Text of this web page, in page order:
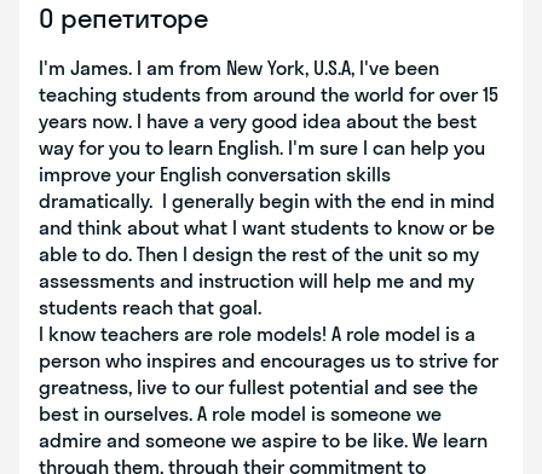
О репетиторе
I'm James. I am from New York, U.S.A, I've been
teaching students from around the world for over 15
years now. I have a very good idea about the best
way for you to learn English. I'm sure I can help you
improve your English conversation skills
dramatically. I generally begin with the end in mind
and think about what I want students to know or be
able to do. Then I design the rest of the unit so my
assessments and instruction will help me and my
students reach that goal.
I know teachers are role models! A role model is a
person who inspires and encourages us to strive for
greatness, live to our fullest potential and see the
best in ourselves. A role model is someone we
admire and someone we aspire to be like. We learn
through them, through their commitment to